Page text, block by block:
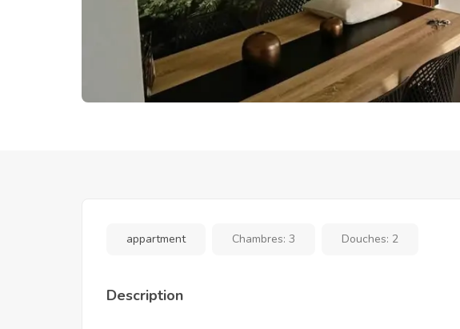
appartment Chambres: 3 Douches: 2
Description